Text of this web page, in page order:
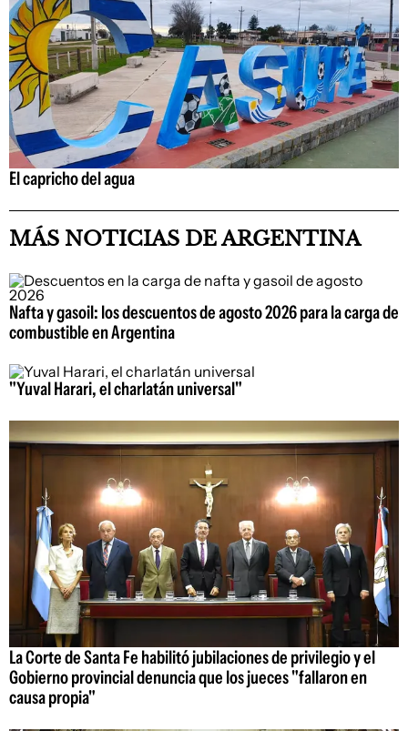
El capricho del agua
MÁS NOTICIAS DE ARGENTINA
Nafta y gasoil: los descuentos de agosto 2026 para la carga de
combustible en Argentina
"Yuval Harari, el charlatán universal"
La Corte de Santa Fe habilitó jubilaciones de privilegio y el
Gobierno provincial denuncia que los jueces "fallaron en
causa propia"